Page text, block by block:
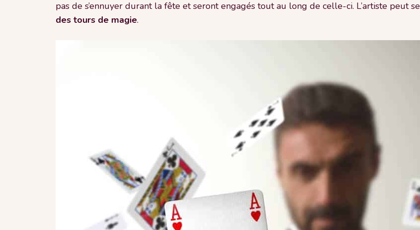
pas de s’ennuyer durant la fête et seront engagés tout au long de celle-ci. L’artiste peut se
des tours de magie.